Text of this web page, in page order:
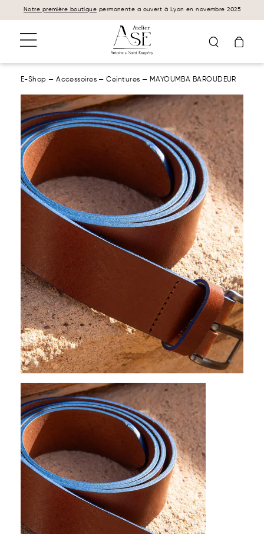
Panneau de gestion des cookies
Notre première boutique permanente a ouvert à Lyon en novembre 2025
E-Shop —Accessoires —Ceintures — MAYOUMBA BAROUDEUR